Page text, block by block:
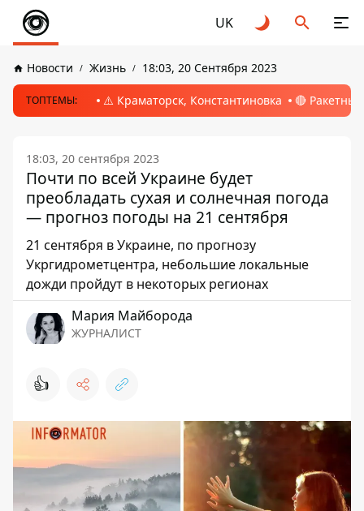
UK
Новости Жизнь 18:03, 20 Сентября 2023
ТОПТЕМЫ: ⚠️ Краматорск, Константиновка 🔴
18:03, 20 сентября 2023
Почти по всей Украине будет
преобладать сухая и солнечная погода
— прогноз погоды на 21 сентября
21 сентября в Украине, по прогнозу
Укргидрометцентра, небольшие локальные
дожди пройдут в некоторых регионах
Мария Майборода
ЖУРНАЛИСТ
👍